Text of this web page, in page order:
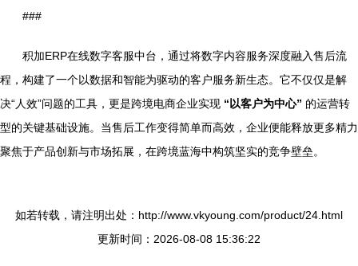
###
积加ERP在线数字客服中台，通过将数字内容服务深度融入售后流
程，构建了一个以数据和智能为驱动的客户服务新生态。它不仅仅是解
决“人效”问题的工具，更是跨境电商企业实现 “以客户为中心” 的运营转
型的关键基础设施。当售后工作变得简单而高效，企业便能释放更多精力
聚焦于产品创新与市场拓展，在跨境蓝海中构筑坚实的竞争壁垒。
如若转载，请注明出处：http://www.vkyoung.com/product/24.html
更新时间：2026-08-08 15:36:22